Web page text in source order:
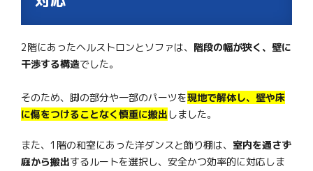
2階にあったヘルストロンとソファは、 階段の幅が狭く、壁に
干渉する構造でした。
そのため、脚の部分や一部のパーツを現地で解体し、壁や床
に傷をつけることなく慎重に搬出しました。
また、1階の和室にあった洋ダンスと飾り棚は、 室内を通さず
庭から搬出するルートを選択し、安全かつ効率的に対応しま